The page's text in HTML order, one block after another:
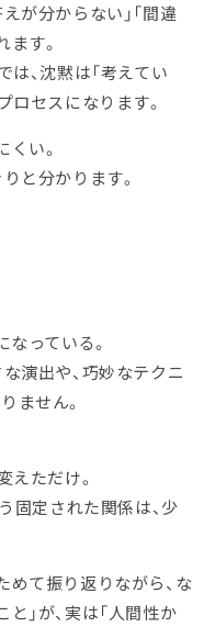
が分からない」「間違
す。
は、沈黙は「考えてい
ロセスになります。
い。
と分かります。
なっている。
演出や、巧妙なテクニ
ません。
えただけ。
う固定された関係は、少
めて振り返りながら、な
」が、実は「人間性か